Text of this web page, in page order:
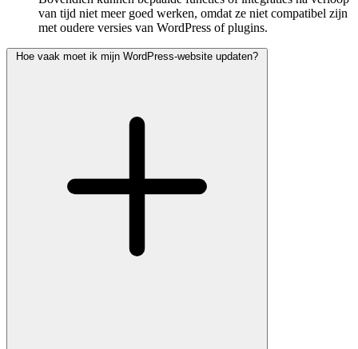
van tijd niet meer goed werken, omdat ze niet compatibel zijn
met oudere versies van WordPress of plugins.
Hoe vaak moet ik mijn WordPress-website updaten?